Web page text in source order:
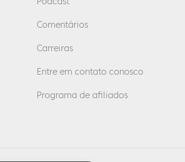
Comentários
Carreiras
Entre em contato conosco
Programa de afiliados